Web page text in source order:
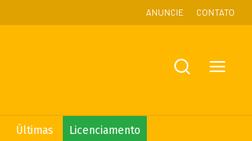
ANUNCIE CONTATO
Últimas Licenciamento